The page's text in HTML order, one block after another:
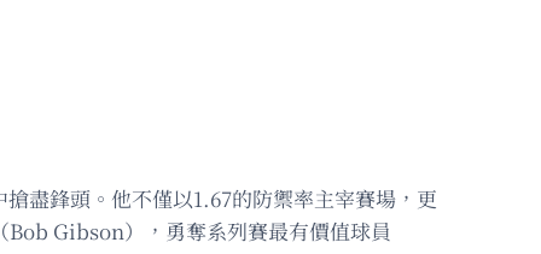
盡鋒頭。他不僅以1.67的防禦率主宰賽場，更
Gibson），勇奪系列賽最有價值球員